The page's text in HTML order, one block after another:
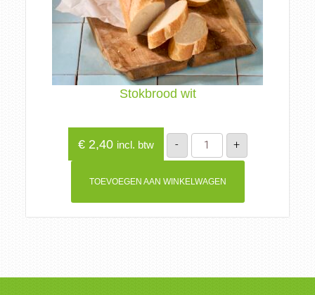
Stokbrood wit
€2,40 incl. btw -
Stokbrood
aantal
+
TOEVOEGEN AAN WINKELWAGEN